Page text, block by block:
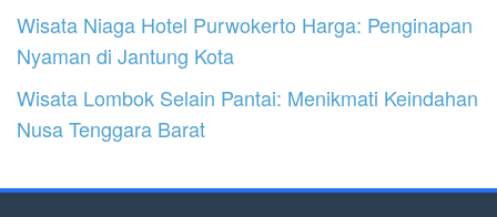
Wisata Niaga Hotel Purwokerto Harga: Penginapan
Nyaman di Jantung Kota
Wisata Lombok Selain Pantai: Menikmati Keindahan
Nusa Tenggara Barat